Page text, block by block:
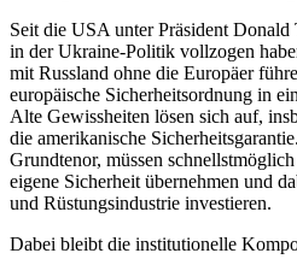
Seit die USA unter Präsident Donald
in der Ukraine-Poli­tik vollzogen
mit Russland ohne die Euro­päer
europäische Sicherheitsordnung in
Alte Gewissheiten lösen sich auf,
die amerikanische
Grundtenor, müssen
eigene Sicherheit übernehmen und
und Rüs­tungsindustrie investieren.
Dabei bleibt die institutionelle